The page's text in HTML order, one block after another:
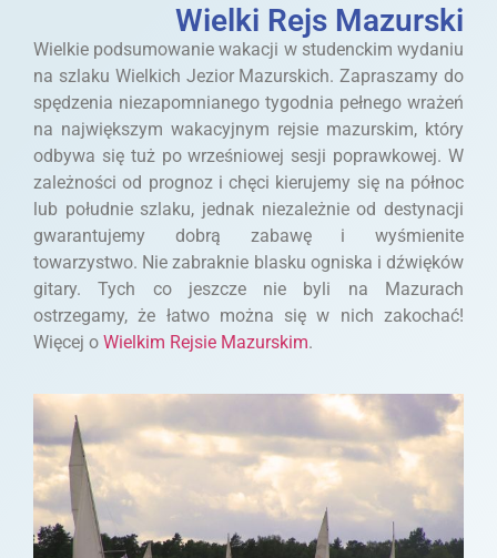
Wielki Rejs Mazurski
Wielkie podsumowanie wakacji w studenckim wydaniu
na szlaku Wielkich Jezior Mazurskich. Zapraszamy do
spędzenia niezapomnianego tygodnia pełnego wrażeń
na największym wakacyjnym rejsie mazurskim, który
odbywa się tuż po wrześniowej sesji poprawkowej. W
zależności od prognoz i chęci kierujemy się na północ
lub południe szlaku, jednak niezależnie od destynacji
gwarantujemy dobrą zabawę i wyśmienite
towarzystwo. Nie zabraknie blasku ogniska i dźwięków
gitary. Tych co jeszcze nie byli na Mazurach
ostrzegamy, że łatwo można się w nich zakochać!
Więcej o Wielkim Rejsie Mazurskim.